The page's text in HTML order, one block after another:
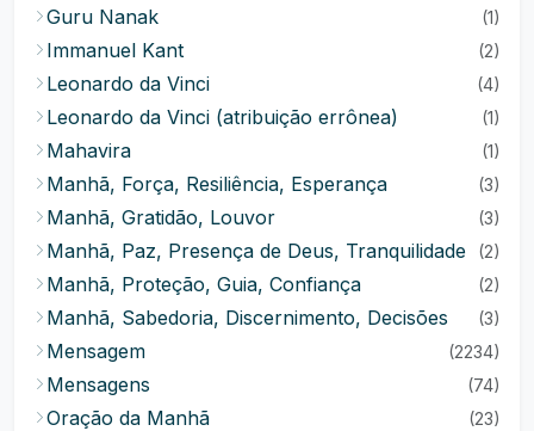
Guru Nanak (1)
Immanuel Kant (2)
Leonardo da Vinci (4)
Leonardo da Vinci (atribuição errônea) (1)
Mahavira (1)
Manhã, Força, Resiliência, Esperança (3)
Manhã, Gratidão, Louvor (3)
Manhã, Paz, Presença de Deus, Tranquilidade (2)
Manhã, Proteção, Guia, Confiança (2)
Manhã, Sabedoria, Discernimento, Decisões (3)
Mensagem (2234)
Mensagens (74)
Oração da Manhã (23)